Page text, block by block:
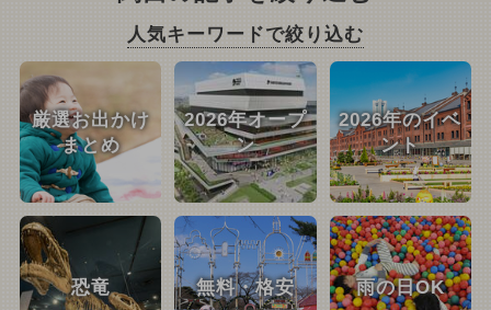
人気キーワードで絞り込む
厳選お出かけ
まとめ
2026年オープ
ン
2026年のイベ
ント
恐竜 無料・格安 雨の日OK